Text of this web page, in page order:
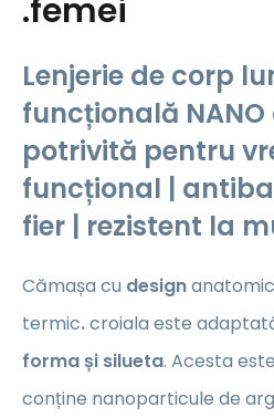
.femei
Lenjerie de corp
funcțională
potrivită pentru
funcțional |
fier | rezistent la
Cămașa cu designanatomic
termic.croiala este
forma și silueta. Acesta
conține nanoparticule de